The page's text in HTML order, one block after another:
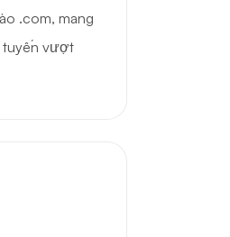
.com, mang
tuyến vượt